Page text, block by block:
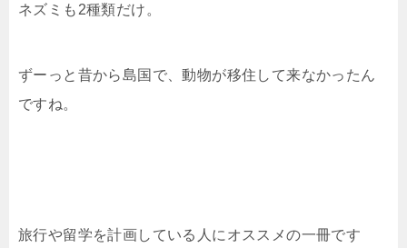
ネズミも2種類だけ。
ずーっと昔から島国で、動物が移住して来なかったん
ですね。
旅行や留学を計画している人にオススメの一冊です